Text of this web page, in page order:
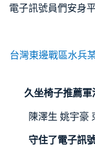
電子訊號員們安身
台灣東邊戰區水兵
久坐椅子推薦軍
陳澤生 姚宇豪
守住了電子訊